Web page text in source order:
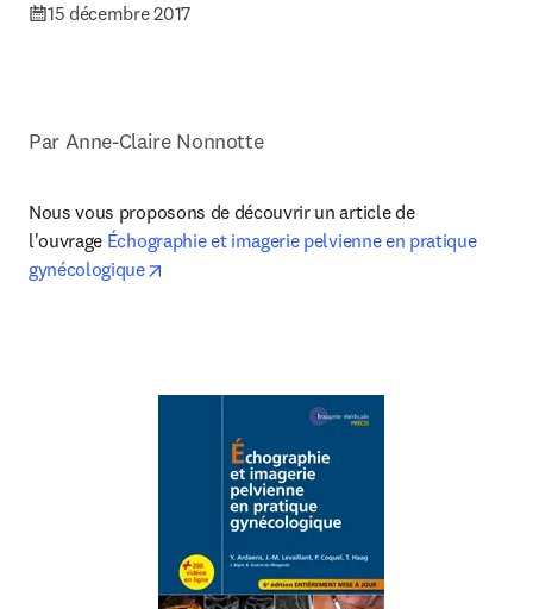
15 décembre 2017
Par Anne-Claire Nonnotte
Nous vous proposons de découvrir un article de
l'ouvrage Échographie et imagerie pelvienne en pratique
gynécologique